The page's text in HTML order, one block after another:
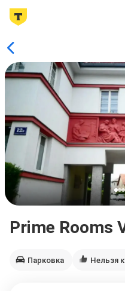
Prime Rooms
Парковка Нельзя